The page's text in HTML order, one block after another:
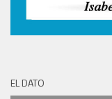
EL DATO